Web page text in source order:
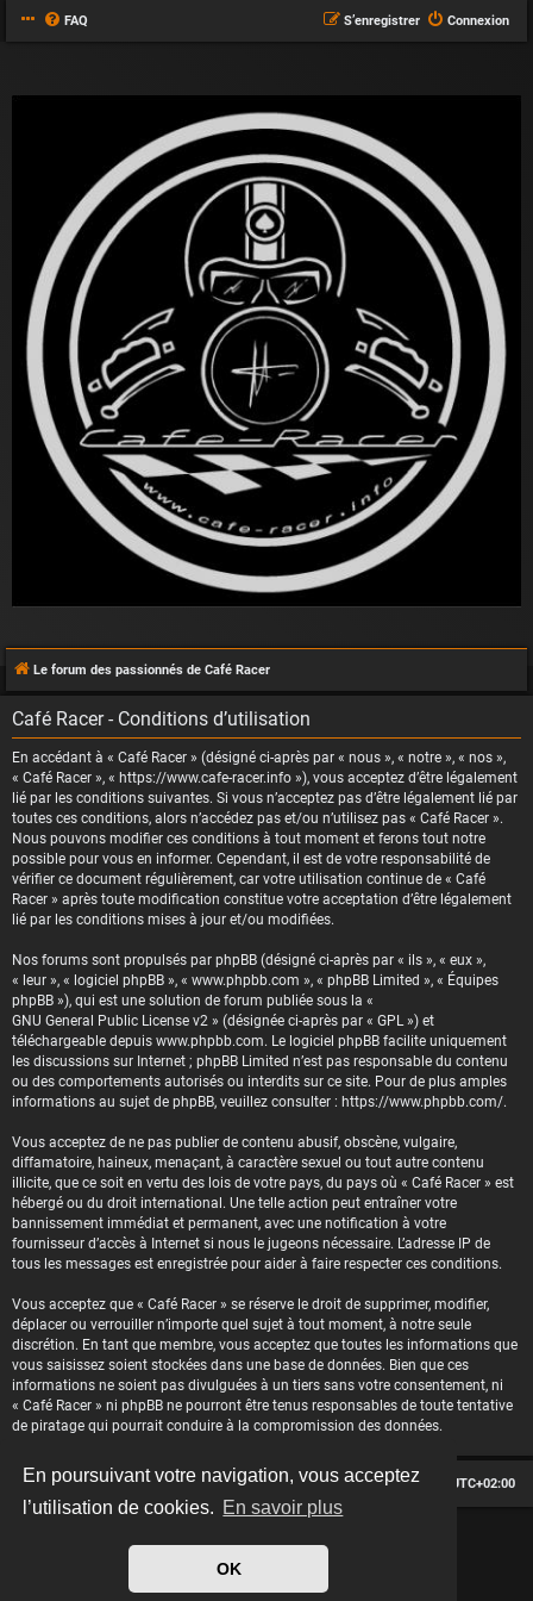
En poursuivant votre navigation, vous acceptez
l’utilisation de cookies. En savoir plus
OK
FAQ Connexion
S’enregistrer
Le forum des passionnés de Café Racer
Café Racer - Conditions d’utilisation
En accédant à « Café Racer » (désigné ci-après par « nous », « notre », « nos »,
« Café Racer », « https://www.cafe-racer.info »), vous acceptez d’être légalement
lié par les conditions suivantes. Si vous n’acceptez pas d’être légalement lié par
toutes ces conditions, alors n’accédez pas et/ou n’utilisez pas « Café Racer ».
Nous pouvons modifier ces conditions à tout moment et ferons tout notre
possible pour vous en informer. Cependant, il est de votre responsabilité de
vérifier ce document régulièrement, car votre utilisation continue de « Café
Racer » après toute modification constitue votre acceptation d’être légalement
lié par les conditions mises à jour et/ou modifiées.
Nos forums sont propulsés par phpBB (désigné ci-après par « ils », « eux »,
« leur », « logiciel phpBB », « www.phpbb.com », « phpBB Limited », « Équipes
phpBB »), qui est une solution de forum publiée sous la «
GNU General Public License v2 » (désignée ci-après par « GPL ») et
téléchargeable depuis www.phpbb.com. Le logiciel phpBB facilite uniquement
les discussions sur Internet ; phpBB Limited n’est pas responsable du contenu
ou des comportements autorisés ou interdits sur ce site. Pour de plus amples
informations au sujet de phpBB, veuillez consulter : https://www.phpbb.com/.
Vous acceptez de ne pas publier de contenu abusif, obscène, vulgaire,
diffamatoire, haineux, menaçant, à caractère sexuel ou tout autre contenu
illicite, que ce soit en vertu des lois de votre pays, du pays où « Café Racer » est
hébergé ou du droit international. Une telle action peut entraîner votre
bannissement immédiat et permanent, avec une notification à votre
fournisseur d’accès à Internet si nous le jugeons nécessaire. L’adresse IP de
tous les messages est enregistrée pour aider à faire respecter ces conditions.
Vous acceptez que « Café Racer » se réserve le droit de supprimer, modifier,
déplacer ou verrouiller n’importe quel sujet à tout moment, à notre seule
discrétion. En tant que membre, vous acceptez que toutes les informations que
vous saisissez soient stockées dans une base de données. Bien que ces
informations ne soient pas divulguées à un tiers sans votre consentement, ni
« Café Racer » ni phpBB ne pourront être tenus responsables de toute tentative
de piratage qui pourrait conduire à la compromission des données.
Le forum des passionnés de Café Racer Heures au format UTC+02:00
phpBB ® Forum Software © phpBB Limited
phpBB-fr.com